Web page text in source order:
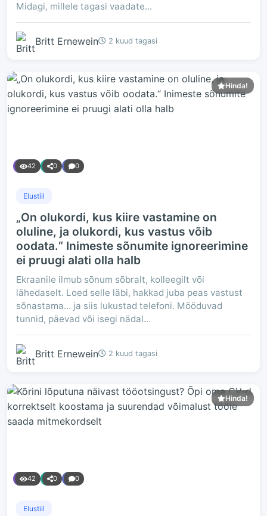
Midagi, millele tagasi vaadate...
Britt Ernewein 2 kuud tagasi
Hinda!
42 0 0
Elustiil
„On olukordi, kus kiire vastamine on
oluline, ja olukordi, kus vastus võib
oodata.“ Inimeste sõnumite ignoreerimine
ei pruugi alati olla halb
Ekraanile ilmub sõnum sõbralt, kolleegilt või
lähedaselt. Loed selle läbi, hakkad juba peas vastust
sõnastama… ja siis lukustad telefoni. Mööduvad
tunnid, päevad või isegi nädal...
Britt Ernewein 2 kuud tagasi
Hinda!
42 0 0
Elustiil